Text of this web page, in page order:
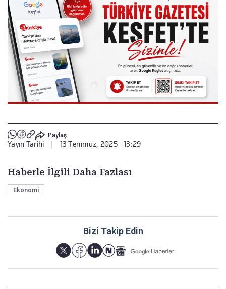
Paylaş
Yayın Tarihi 13 Temmuz, 2025 - 13:29
Haberle İlgili Daha Fazlası
Ekonomi
Bizi Takip Edin